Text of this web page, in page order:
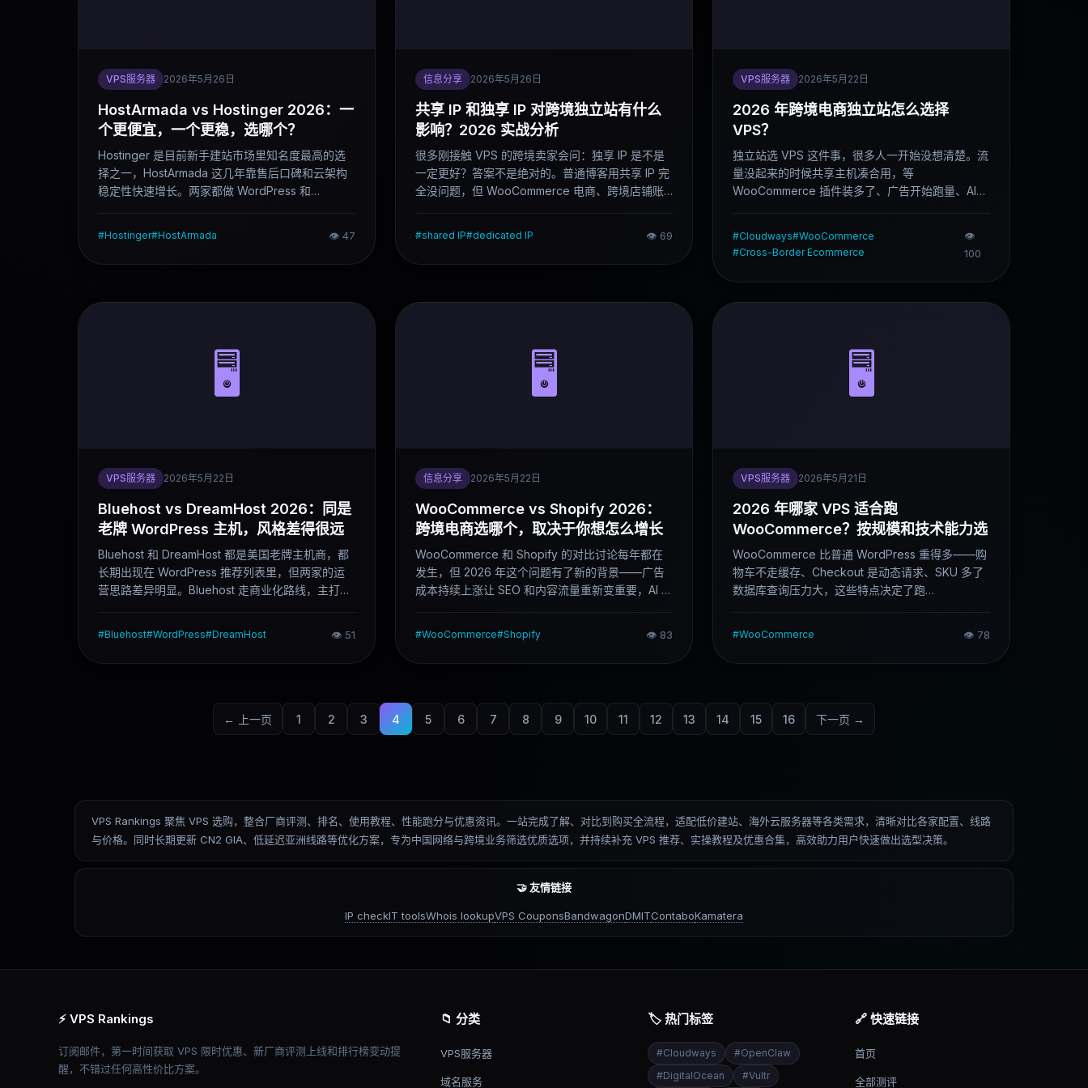
VPS服务器 2026年5月26日
HostArmada vs Hostinger 2026：一
个更便宜，一个更稳，选哪个？
Hostinger 是目前新手建站市场里知名度最高的选
择之一，HostArmada 这几年靠售后口碑和云架构
稳定性快速增长。两家都做 WordPress 和
比说清楚两家的实际差异。
#Hostinger#HostArmada 👁 47
信息分享 2026年5月26日
共享 IP 和独享 IP 对跨境独立站有什么
影响？2026 实战分析
很多刚接触 VPS 的跨境卖家会问：独享 IP 是不是
一定更好？答案不是绝对的。普通博客用共享 IP 完
全没问题，但 WooCommerce 电商、跨境店铺账
#shared IP#dedicated IP 👁 69
VPS服务器 2026年5月22日
2026 年跨境电商独立站怎么选择
VPS？
独立站选 VPS 这件事，很多人一开始没想清楚。流
量没起来的时候共享主机凑合用，等
WooCommerce 插件装多了、广告开始跑量、AI
对。
#Cloudways#WooCommerce
#Cross-Border Ecommerce
👁
100
🖥️
VPS服务器 2026年5月22日
Bluehost vs DreamHost 2026：同是
老牌 WordPress 主机，风格差得很远
Bluehost 和 DreamHost 都是美国老牌主机商，都
长期出现在 WordPress 推荐列表里，但两家的运
营思路差异明显。Bluehost 走商业化路线，主打新
比说清楚两家的实际差距，以及不同用户该怎么
选。
#Bluehost#WordPress#DreamHost 👁 51
🖥️
信息分享 2026年5月22日
WooCommerce vs Shopify 2026：
跨境电商选哪个，取决于你想怎么增长
WooCommerce 和 Shopify 的对比讨论每年都在
发生，但 2026 年这个问题有了新的背景——广告
成本持续上涨让 SEO 和内容流量重新变重要，AI 工
说清楚两种路线各自适合什么人、什么阶段。
#WooCommerce#Shopify 👁 83
🖥️
VPS服务器 2026年5月21日
2026 年哪家 VPS 适合跑
WooCommerce？按规模和技术能力选
WooCommerce 比普通 WordPress 重得多——购
物车不走缓存、Checkout 是动态请求、SKU 多了
数据库查询压力大，这些特点决定了跑
求出发，按规模和技术背景分场景推荐，说清楚各
家的真实优劣。
#WooCommerce 👁 78
← 上一页 1 2 3 4 5 6 7 8 9 10 11 12 13 14 15 16 下一页 →
VPS Rankings 聚焦 VPS 选购，整合厂商评测、排名、使用教程、性能跑分与优惠资讯。一站完成了解、对比到购买全流程，适配低价建站、海外云服务器等各类需求，清晰对比各家配置、线路
与价格。同时长期更新 CN2 GIA、低延迟亚洲线路等优化方案，专为中国网络与跨境业务筛选优质选项，并持续补充 VPS 推荐、实操教程及优惠合集，高效助力用户快速做出选型决策。
🤝 友情链接
IP checkIT toolsWhois lookupVPS CouponsBandwagonDMITContaboKamatera
⚡ VPS Rankings
订阅邮件，第一时间获取 VPS 限时优惠、新厂商评测上线和排行榜变动提
醒，不错过任何高性价比方案。
📁 分类
VPS服务器
域名服务
🏷️ 热门标签
#Cloudways #OpenClaw
#DigitalOcean #Vultr
🔗 快速链接
首页
全部测评